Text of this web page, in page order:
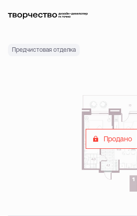
1-комнатная43.29 м
Предчистовая отделка
Продано